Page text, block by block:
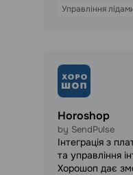
зацікавленою
Управління
Horoshop
by SendPulse
Інтеграція з
та управління
Хорошоп дає